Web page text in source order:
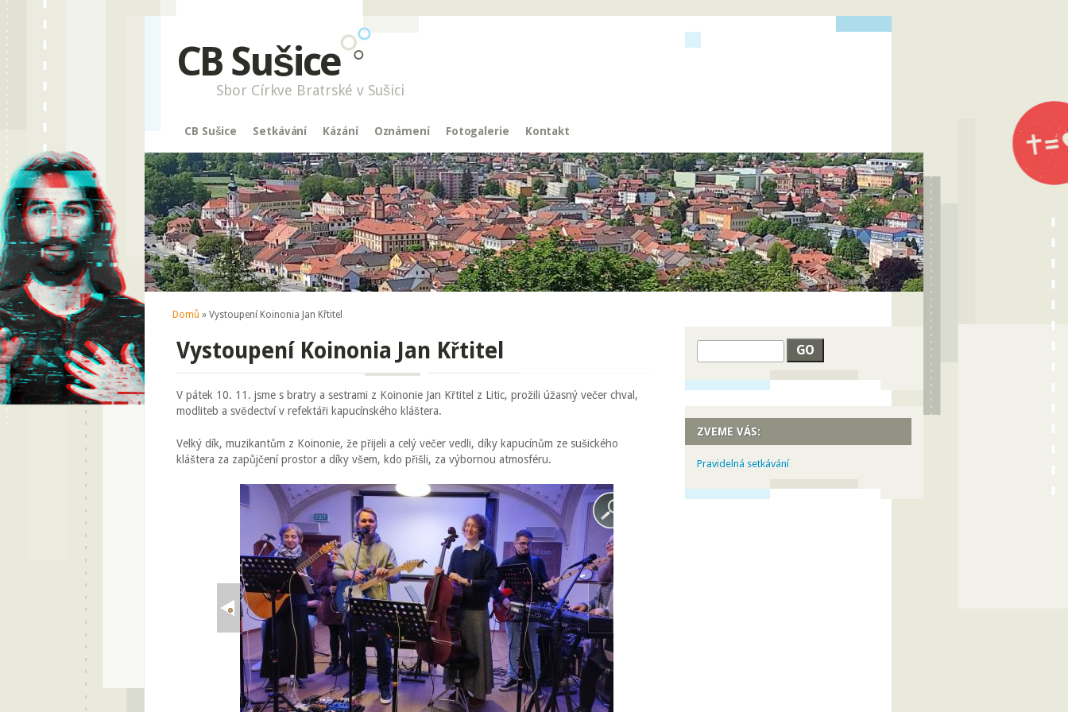
CB Sušice
Sbor Církve Bratrské v Sušici
CB Sušice Setkávání Kázání Oznámení Fotogalerie Kontakt
Jste zde
Domů » Vystoupení Koinonia Jan Křtitel
Vystoupení Koinonia Jan Křtitel
V pátek 10. 11. jsme s bratry a sestrami z Koinonie Jan Křtitel z Litic, prožili úžasný večer chval,
modliteb a svědectví v refektáři kapucínského kláštera.
Velký dík, muzikantům z Koinonie, že přijeli a celý večer vedli, díky kapucínům ze sušického
kláštera za zapůjčení prostor a díky všem, kdo přišli, za výbornou atmosféru.
Hledat
ZVEME VÁS:
Pravidelná setkávání